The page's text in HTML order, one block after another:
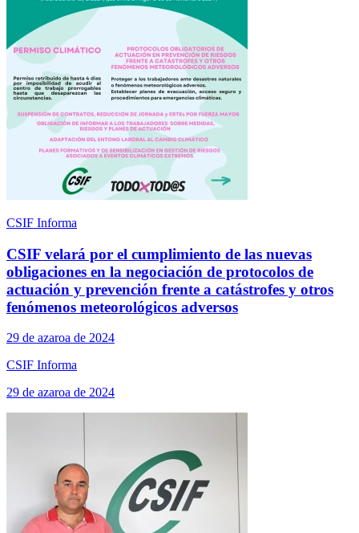
CSIF Informa
CSIF velará por el cumplimiento de las nuevas
obligaciones en la negociación de protocolos de
actuación y prevención frente a catástrofes y otros
fenómenos meteorológicos adversos
29 de azaroa de 2024
CSIF Informa
29 de azaroa de 2024